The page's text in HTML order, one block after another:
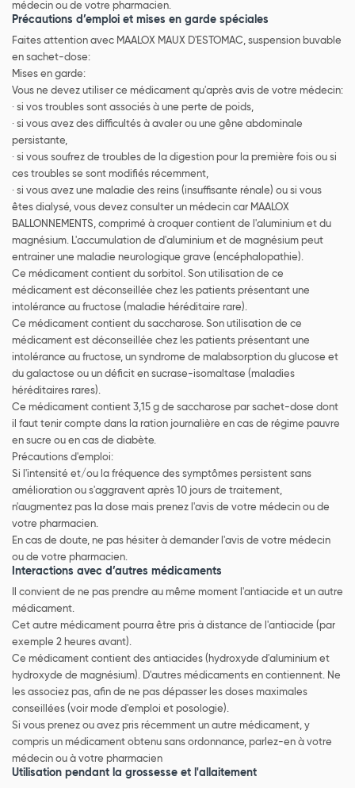
médecin ou de votre pharmacien.
Précautions d’emploi et mises en garde spéciales
Faites attention avec MAALOX MAUX D'ESTOMAC, suspension buvable
en sachet-dose:
Mises en garde:
Vous ne devez utiliser ce médicament qu'après avis de votre médecin:
· si vos troubles sont associés à une perte de poids,
· si vous avez des difficultés à avaler ou une gêne abdominale
persistante,
· si vous soufrez de troubles de la digestion pour la première fois ou si
ces troubles se sont modifiés récemment,
· si vous avez une maladie des reins (insuffisante rénale) ou si vous
êtes dialysé, vous devez consulter un médecin car MAALOX
BALLONNEMENTS, comprimé à croquer contient de l'aluminium et du
magnésium. L'accumulation de d'aluminium et de magnésium peut
entrainer une maladie neurologique grave (encéphalopathie).
Ce médicament contient du sorbitol. Son utilisation de ce
médicament est déconseillée chez les patients présentant une
intolérance au fructose (maladie héréditaire rare).
Ce médicament contient du saccharose. Son utilisation de ce
médicament est déconseillée chez les patients présentant une
intolérance au fructose, un syndrome de malabsorption du glucose et
du galactose ou un déficit en sucrase-isomaltase (maladies
héréditaires rares).
Ce médicament contient 3,15 g de saccharose par sachet-dose dont
il faut tenir compte dans la ration journalière en cas de régime pauvre
en sucre ou en cas de diabète.
Précautions d'emploi:
Si l'intensité et/ou la fréquence des symptômes persistent sans
amélioration ou s'aggravent après 10 jours de traitement,
n'augmentez pas la dose mais prenez l'avis de votre médecin ou de
votre pharmacien.
En cas de doute, ne pas hésiter à demander l'avis de votre médecin
ou de votre pharmacien.
Interactions avec d’autres médicaments
Il convient de ne pas prendre au même moment l'antiacide et un autre
médicament.
Cet autre médicament pourra être pris à distance de l'antiacide (par
exemple 2 heures avant).
Ce médicament contient des antiacides (hydroxyde d'aluminium et
hydroxyde de magnésium). D'autres médicaments en contiennent. Ne
les associez pas, afin de ne pas dépasser les doses maximales
conseillées (voir mode d'emploi et posologie).
Si vous prenez ou avez pris récemment un autre médicament, y
compris un médicament obtenu sans ordonnance, parlez-en à votre
médecin ou à votre pharmacien
Utilisation pendant la grossesse et l'allaitement